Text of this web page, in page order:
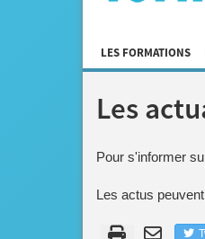
LES FORMATIONS
Les
Pour s'informer
Les actus